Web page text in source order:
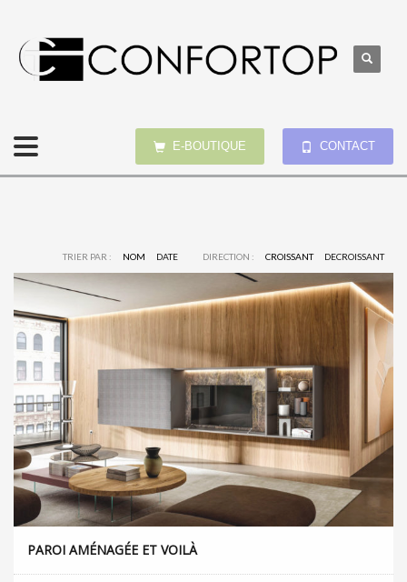
E-BOUTIQUE CONTACT
TRIER PAR : NOM DATE DIRECTION : CROISSANT DECROISSANT
PAROI AMÉNAGÉE ET VOILÀ